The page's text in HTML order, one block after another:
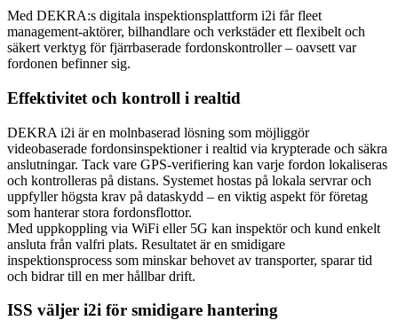
Med DEKRA:s digitala inspektionsplattform i2i får fleet
management-aktörer, bilhandlare och verkstäder ett flexibelt och
säkert verktyg för fjärrbaserade fordonskontroller – oavsett var
fordonen befinner sig.
Effektivitet och kontroll i realtid
DEKRA i2i är en molnbaserad lösning som möjliggör
videobaserade fordonsinspektioner i realtid via krypterade och säkra
anslutningar. Tack vare GPS-verifiering kan varje fordon lokaliseras
och kontrolleras på distans. Systemet hostas på lokala servrar och
uppfyller högsta krav på dataskydd – en viktig aspekt för företag
som hanterar stora fordonsflottor.
Med uppkoppling via WiFi eller 5G kan inspektör och kund enkelt
ansluta från valfri plats. Resultatet är en smidigare
inspektionsprocess som minskar behovet av transporter, sparar tid
och bidrar till en mer hållbar drift.
ISS väljer i2i för smidigare hantering